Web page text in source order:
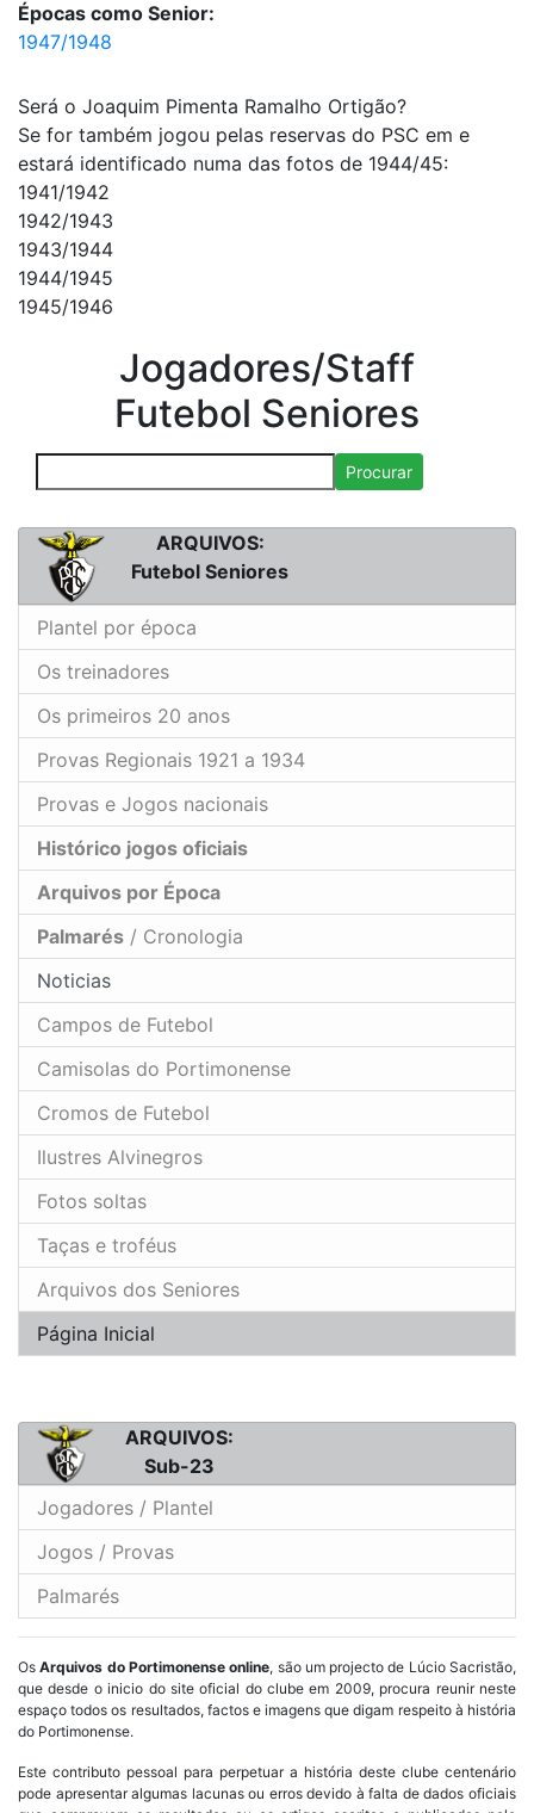
Épocas como Senior:
1947/1948
Será o Joaquim Pimenta Ramalho Ortigão?
Se for também jogou pelas reservas do PSC em e
estará identificado numa das fotos de 1944/45:
1941/1942
1942/1943
1943/1944
1944/1945
1945/1946
Jogadores/Staff
Futebol Seniores
Procurar
ARQUIVOS:
Futebol Seniores
Plantel por época
Os treinadores
Os primeiros 20 anos
Provas Regionais 1921 a 1934
Provas e Jogos nacionais
Histórico jogos oficiais
Arquivos por Época
Palmarés / Cronologia
Noticias
Campos de Futebol
Camisolas do Portimonense
Cromos de Futebol
Ilustres Alvinegros
Fotos soltas
Taças e troféus
Arquivos dos Seniores
Página Inicial
ARQUIVOS:
Sub-23
Jogadores / Plantel
Jogos / Provas
Palmarés
OsArquivos do Portimonense online, são um projecto de Lúcio Sacristão,
que desde o inicio do site oficial do clube em 2009, procura reunir neste
espaço todos os resultados, factos e imagens que digam respeito à história
do Portimonense.
Este contributo pessoal para perpetuar a história deste clube centenário
pode apresentar algumas lacunas ou erros devido à falta de dados oficiais